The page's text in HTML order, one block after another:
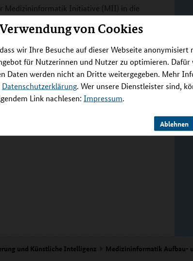
von Cookies
wir Ihre Besuche auf dieser Webseite anonymisiert
für Nutzerinnen und Nutzer zu optimieren.
Daten werden nicht an Dritte weitergegeben. Mehr
Datenschutzerklärung. Wer unsere Dienstleister sind,
Link nachlesen: Impressum.
Ablehnen
Medizininformatik Initiative (MII) in die
mit Daten aus der
über die künftige
verfolgt einen interdisziplinären
MII, des German Biobank Node (GBN)
nachhaltigen Gesundheits-IT-
MII-DIZ und auf nationaler Ebene
in die geplante MII-ZARS
zwischen Biobanken und DIZ
auf technischer als auch auf
und Künstliche Intelligenz Medizininformatik Aufbau-